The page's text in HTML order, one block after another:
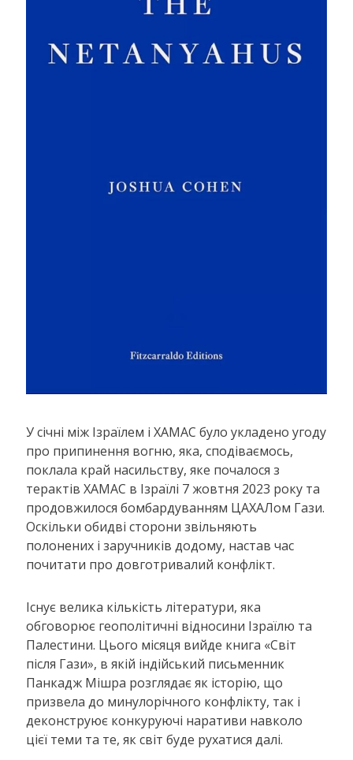
У січні між Ізраїлем і ХАМАС було укладено угоду
про припинення вогню, яка, сподіваємось,
поклала край насильству, яке почалося з
терактів ХАМАС в Ізраїлі 7 жовтня 2023 року та
продовжилося бомбардуванням ЦАХАЛом Гази.
Оскільки обидві сторони звільняють
полонених і заручників додому, настав час
почитати про довготривалий конфлікт.
Існує велика кількість літератури, яка
обговорює геополітичні відносини Ізраїлю та
Палестини. Цього місяця вийде книга «Світ
після Гази», в якій індійський письменник
Панкадж Мішра розглядає як історію, що
призвела до минулорічного конфлікту, так і
деконструює конкуруючі наративи навколо
цієї теми та те, як світ буде рухатися далі.